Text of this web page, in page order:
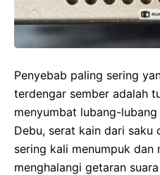
Penyebab paling sering
terdengar sember adalah
menyumbat lubang-
Debu, serat kain dari saku
sering kali menumpuk dan
menghalangi getaran